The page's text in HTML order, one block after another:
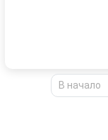
В начало